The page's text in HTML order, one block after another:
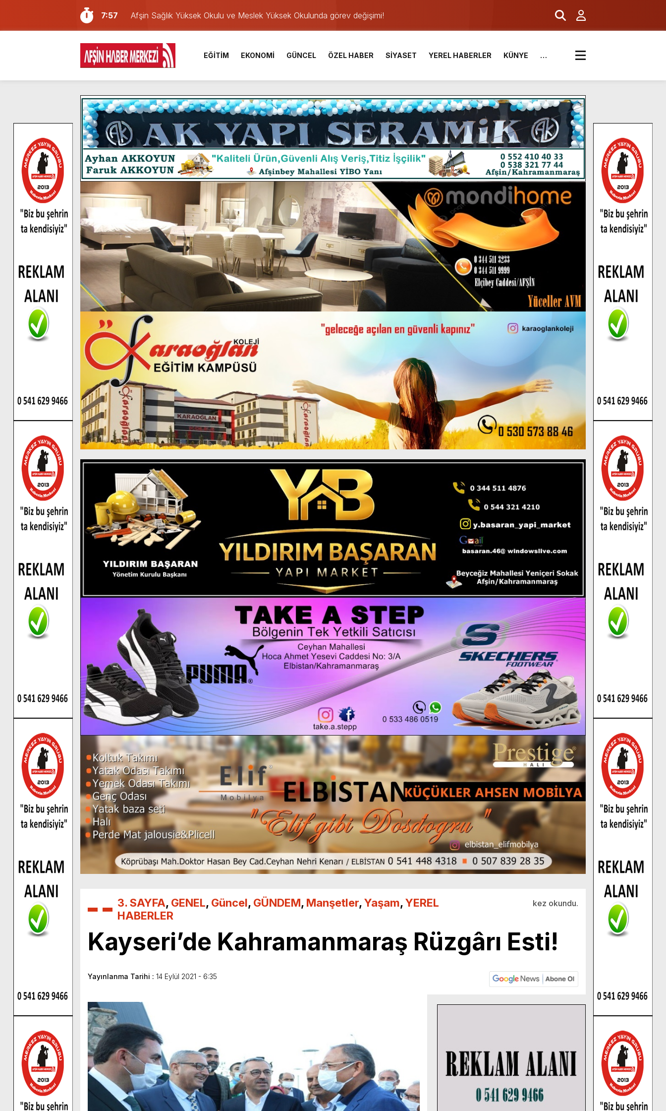
7:57
Afşin Sağlık Yüksek Okulu ve Meslek Yüksek Okulunda görev değişimi!
6:31
Onikişubat Belediyesi’nin Üniversite Hazırlık Kursu başvurularında son gün 7 Ağustos.
16:10
Uluslararası Bisiklet Yarışması’nda En Zorlu Etap Tamamlandı.
13:27
NOTER ONAYLI TYP LİSTESİ YAYINLANDI.
11:22
KAFUM Fuar Alanı Bulut ve Yavuz’un Ezgileriyle Şenlendi.
8:06
Afşinli bir hemşehrimizin de olduğu Filistin Konvoyu, güçlenerek ilerliyor.
14:05
Madrigal, Perşembe Günü KAFUM’da Sahne Alacak.
7:39
KEDİNİZ Mİ VAR?
7:27
Cumhurbaşkanı Erdoğan, Ayser Çalık Ortaokulu Şehitlerinin Aileleriyle Bir Araya Geldi.
8:58
GÖZYAŞI RAHMETTİR
EĞİTİM EKONOMİ GÜNCEL ÖZEL HABER SİYASET YEREL HABERLER KÜNYE …
3. SAYFA, GENEL, Güncel, GÜNDEM, Manşetler,Yaşam,YEREL
HABERLER
kez okundu.
Kayseri’de Kahramanmaraş Rüzgârı Esti!
Yayınlanma Tarihi : 14 Eylül 2021 - 6:35